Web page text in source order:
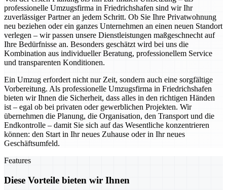
professionelle Umzugsfirma in Friedrichshafen sind wir Ihr
zuverlässiger Partner an jedem Schritt. Ob Sie Ihre Privatwohnung
neu beziehen oder ein ganzes Unternehmen an einen neuen Standort
verlegen – wir passen unsere Dienstleistungen maßgeschnecht auf
Ihre Bedürfnisse an. Besonders geschätzt wird bei uns die
Kombination aus individueller Beratung, professionellem Service
und transparenten Konditionen.
Ein Umzug erfordert nicht nur Zeit, sondern auch eine sorgfältige
Vorbereitung. Als professionelle Umzugsfirma in Friedrichshafen
bieten wir Ihnen die Sicherheit, dass alles in den richtigen Händen
ist – egal ob bei privaten oder gewerblichen Projekten. Wir
übernehmen die Planung, die Organisation, den Transport und die
Endkontrolle – damit Sie sich auf das Wesentliche konzentrieren
können: den Start in Ihr neues Zuhause oder in Ihr neues
Geschäftsumfeld.
Features
Diese Vorteile bieten wir Ihnen